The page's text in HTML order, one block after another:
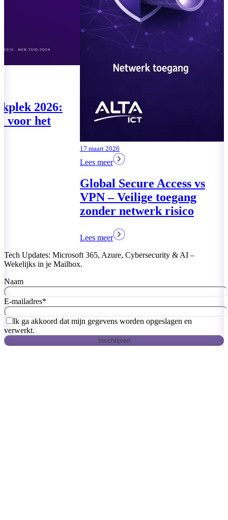
Te klein voor de
Cyberbeveiligingswet? De
04 augustus 2026
Tech Updates: Microsoft 365, Azure, Cybersecurity & AI –
Wekelijks in je Mailbox.
Naam
E-mailadres*
Ik ga akkoord dat mijn gegevens worden opgeslagen en
verwerkt.
Inschrijven